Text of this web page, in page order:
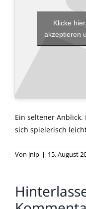
Klicke
akzeptieren
Ein seltener Anblick.
sich spielerisch
Von jnip | 15. August